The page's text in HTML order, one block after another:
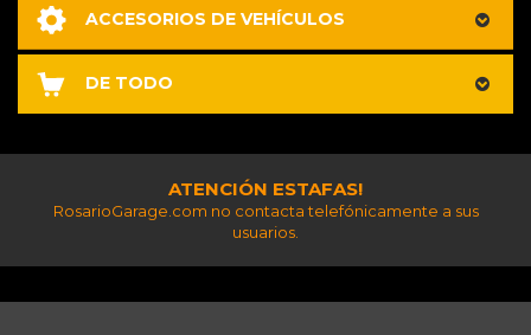
ACCESORIOS DE VEHÍCULOS
DE TODO
ATENCIÓN ESTAFAS!
RosarioGarage.com no contacta telefónicamente a sus
usuarios.